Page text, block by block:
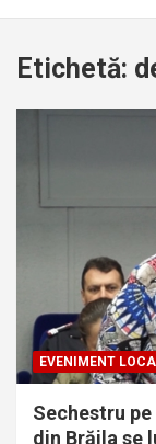
Etichetă:
EVENIMENT
Sechestru
din Brăila se